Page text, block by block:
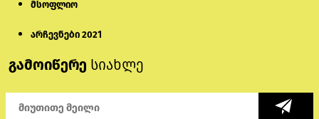
მსოფლიო
არჩევნები 2021
გამოიწერე სიახლე